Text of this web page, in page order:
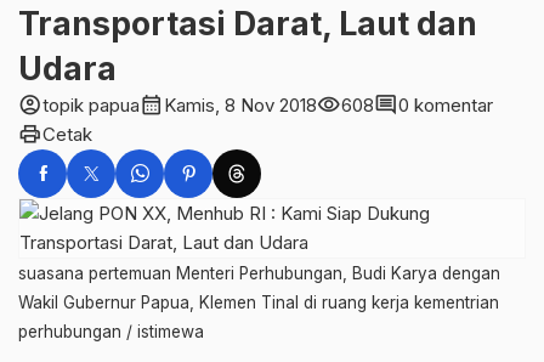
Transportasi Darat, Laut dan
Udara
account_circletopik papuacalendar_month Kamis, 8 Nov 2018visibility608comment0 komentar
printCetak
suasana pertemuan Menteri Perhubungan, Budi Karya dengan
Wakil Gubernur Papua, Klemen Tinal di ruang kerja kementrian
perhubungan / istimewa